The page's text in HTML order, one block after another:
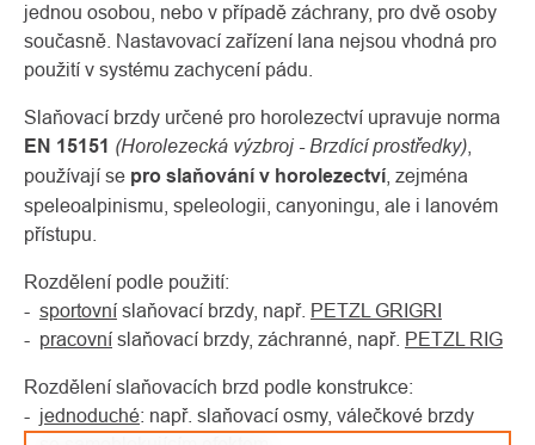
jednou osobou, nebo v případě záchrany, pro dvě osoby
současně. Nastavovací zařízení lana nejsou vhodná pro
použití v systému zachycení pádu.
Slaňovací brzdy určené pro horolezectví upravuje norma
EN 15151 (Horolezecká výzbroj - Brzdící prostředky)
používají se pro slaňování v horolezectví , zejména
speleoalpinismu, speleologii, canyoningu, ale i lanovém
přístupu.
Rozdělení podle použití:
- sportovní slaňovací brzdy, např. PETZL GRIGRI
- pracovní slaňovací brzdy, záchranné, např. PETZL RIG
Rozdělení slaňovacích brzd podle konstrukce:
- jednoduché: např. slaňovací osmy, válečkové brzdy